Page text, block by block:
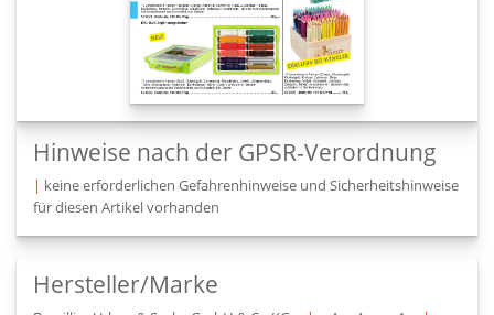
Hinweise nach der GPSR-Verordnung
| keine erforderlichen Gefahrenhinweise und Sicherheitshinweise
für diesen Artikel vorhanden
Hersteller/Marke